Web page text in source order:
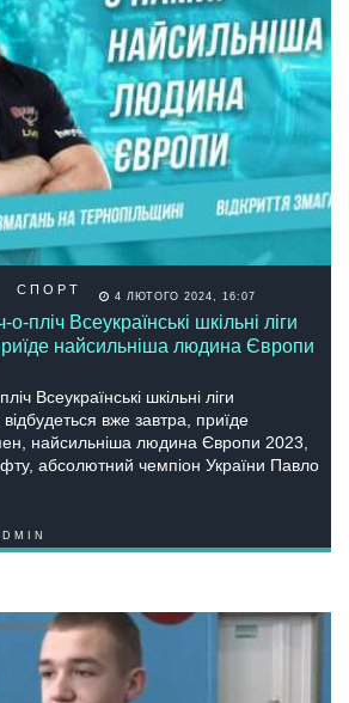
СПОРТ 4 ЛЮТОГО 2024, 16:07
о-пліч Всеукраїнські шкільні ліги
найсильніша людина Європи
Всеукраїнські шкільні ліги
вже завтра, приїде
найсильніша людина Європи 2023,
абсолютний чемпіон України Павло